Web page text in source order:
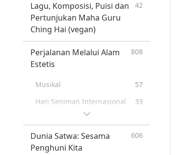
Lagu, Komposisi, Puisi dan
Pertunjukan Maha Guru
Ching Hai (vegan)
42
Perjalanan Melalui Alam
Estetis
808
Musikal
57
Hari Seniman Internasional
33
Pertemuan Istimewa
Hai (vegan) dan Para
Seniman yang Terkasih
Dunia Satwa: Sesama
Penghuni Kita
606